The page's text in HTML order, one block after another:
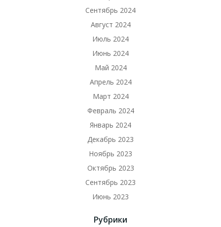
Сентябрь 2024
Август 2024
Июль 2024
Июнь 2024
Май 2024
Апрель 2024
Март 2024
Февраль 2024
Январь 2024
Декабрь 2023
Ноябрь 2023
Октябрь 2023
Сентябрь 2023
Июнь 2023
Рубрики